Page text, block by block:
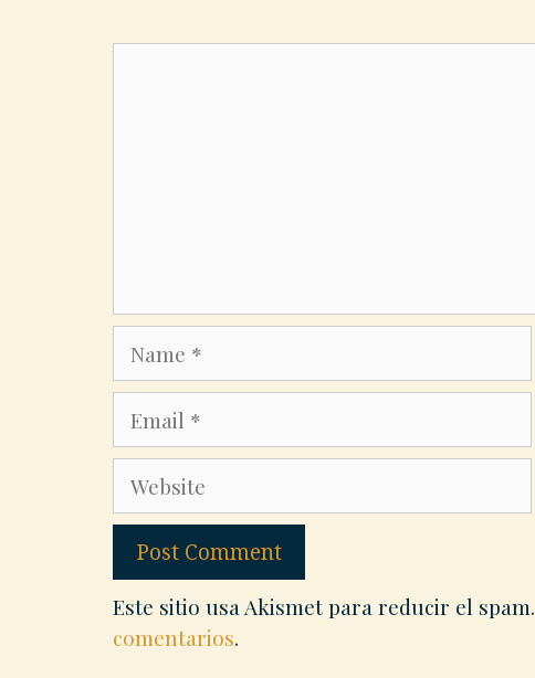
Website
Este sitio usa Akismet para reducir el spam.
comentarios.